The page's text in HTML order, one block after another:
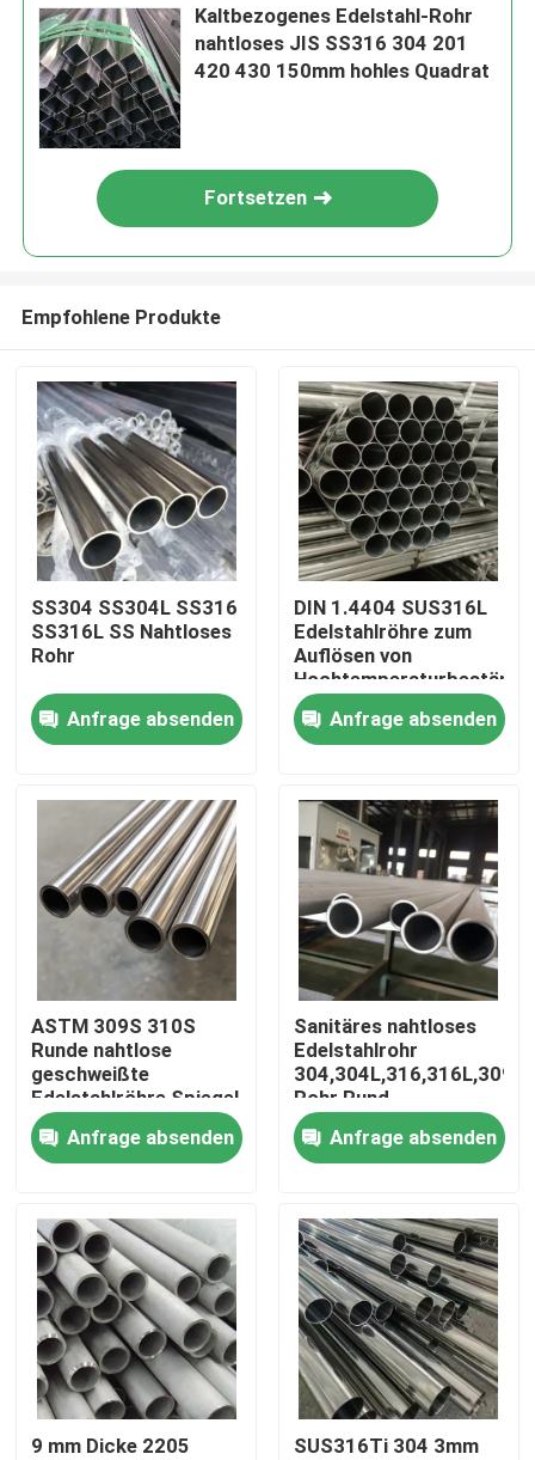
Produkte
Videos
Fabrik-Ausflug
Qualitätskontrolle
Treten Sie mit uns in Verbindung
Nachrichten
Fälle
nahtloses Rohr SS
Kaltbezogenes Edelstahl-Rohr
nahtloses JIS SS316 304 201
420 430 150mm hohles Quadrat
Fortsetzen
Empfohlene Produkte
SS304 SS304L SS316
SS316L SS Nahtloses
Rohr
Anfrage absenden
DIN 1.4404 SUS316L
Edelstahlröhre zum
Auflösen von
für mechanische
Instrumente
Anfrage absenden
ASTM 309S 310S
Runde nahtlose
geschweißte
Edelstahlröhre Spiegel
Finish poliert
Ästhetische
Anziehungskraft
Anfrage absenden
Sanitäres nahtloses
Edelstahlrohr
Rohr Rund
geschweißte Rohre
Anfrage absenden
9 mm Dicke 2205
SUS316Ti 304 3mm